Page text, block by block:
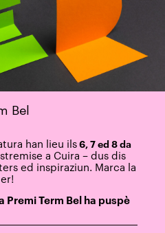
Bel
han lieu ils6, 7 ed 8 da
a Cuira – dus dis
ed inspiraziun. Marca la
Term Bel ha puspè